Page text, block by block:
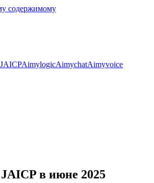
содержимому
JAICPAimylogicAimychatAimyvoice
в июне 2025